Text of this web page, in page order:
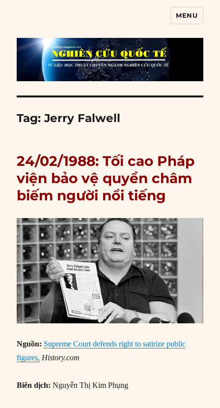
MENU
Tag:Jerry Falwell
24/02/1988: Tối cao Pháp
viện bảo vệ quyền châm
biếm người nổi tiếng
Nguồn: Supreme Court defends right to satirize public
figures, History.com
Biên dịch: Nguyễn Thị Kim Phụng